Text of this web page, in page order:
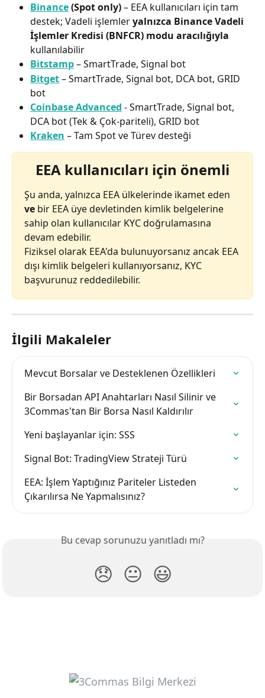
Binance (Spot only) – EEA kullanıcıları için tam
destek; Vadeli işlemler yalnızca Binance Vadeli
İşlemler Kredisi (BNFCR) modu aracılığıyla
kullanılabilir
Bitstamp – SmartTrade, Signal bot
Bitget – SmartTrade, Signal bot, DCA bot, GRID
bot
Coinbase Advanced - SmartTrade, Signal bot,
DCA bot (Tek & Çok-pariteli), GRID bot
Kraken – Tam Spot ve Türev desteği
EEA kullanıcıları için önemli
Şu anda, yalnızca EEA ülkelerinde ikamet eden
ve bir EEA üye devletinden kimlik belgelerine
sahip olan kullanıcılar KYC doğrulamasına
devam edebilir.
Fiziksel olarak EEA'da bulunuyorsanız ancak EEA
dışı kimlik belgeleri kullanıyorsanız, KYC
başvurunuz reddedilebilir.
İlgili Makaleler
Mevcut Borsalar ve Desteklenen Özellikleri
Bir Borsadan API Anahtarları Nasıl Silinir ve
3Commas'tan Bir Borsa Nasıl Kaldırılır
Yeni başlayanlar için: SSS
Signal Bot: TradingView Strateji Türü
EEA: İşlem Yaptığınız Pariteler Listeden
Çıkarılırsa Ne Yapmalısınız?
Bu cevap sorunuzu yanıtladı mı?
😞 😐 😃